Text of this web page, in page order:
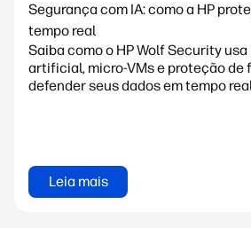
Segurança com IA: como a HP
tempo real
Saiba como o HP Wolf Security
artificial, micro-VMs e proteção de
defender seus dados em tempo
Leia mais